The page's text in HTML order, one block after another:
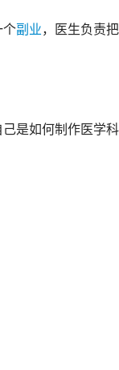
个副业，医生负责
是如何制作医学